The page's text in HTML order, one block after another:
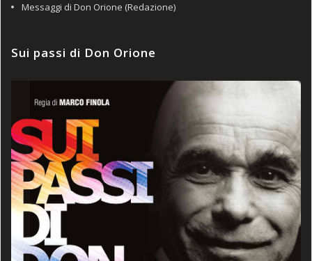
Messaggi di Don Orione (Redazione)
Sui passi di Don Orione